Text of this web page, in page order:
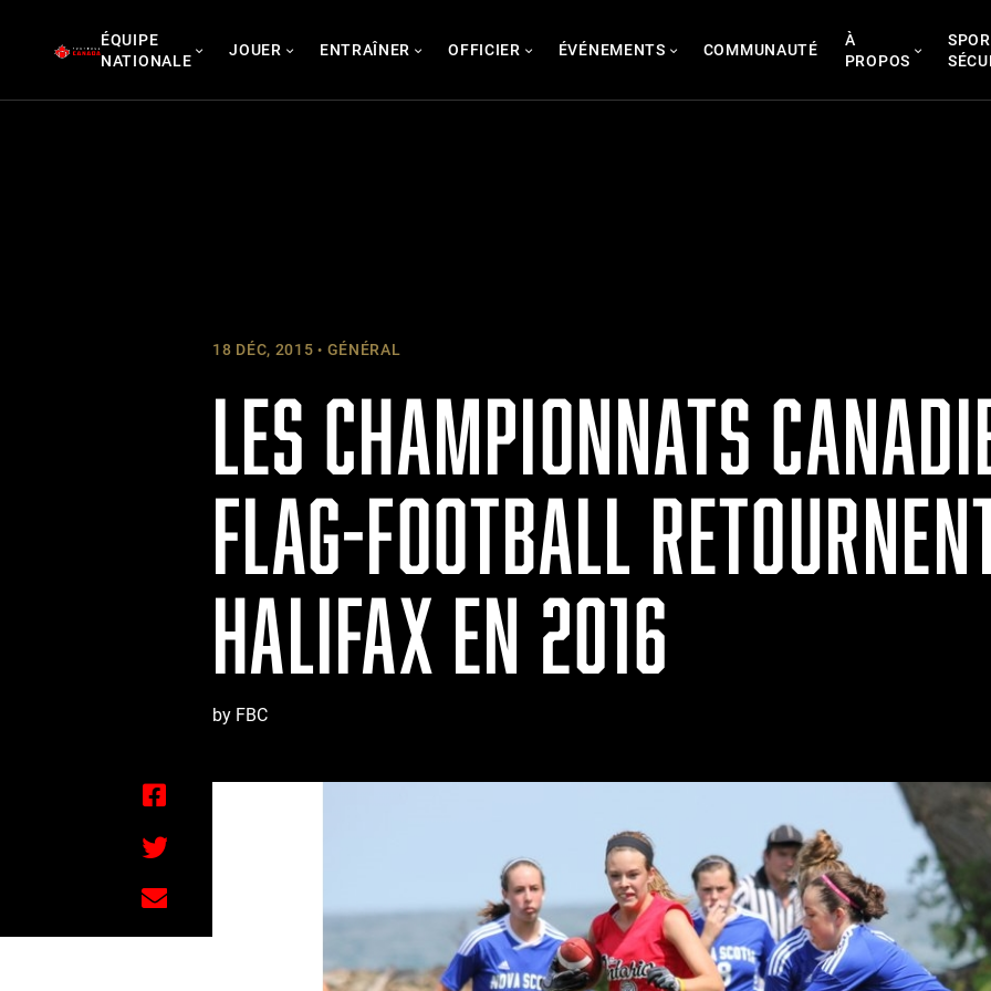
ÉQUIPE
NATIONALE
JOUER ENTRAÎNER OFFICIER ÉVÉNEMENTS COMMUNAUTÉ
À
PROPOS
18 DÉC, 2015 GÉNÉRAL
LES CHAMPIONNATS
FLAG-FOOTBALL
HALIFAX EN 2016
by FBC